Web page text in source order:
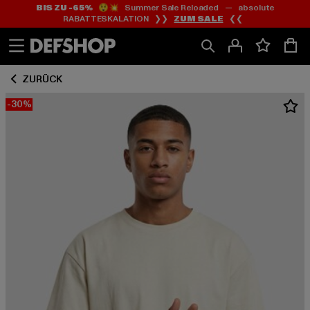
Zum
Inhalt
springen
Zum
Fußzeile
springen
BIS ZU -65%😲💥 Summer Sale Reloaded — absolute
RABATTESKALATION ❯❯ ZUM SALE ❮❮
ZURÜCK
-30%